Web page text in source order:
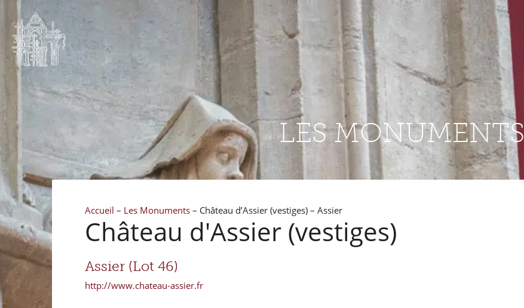
LES MONUMENTS
Accueil – Les Monuments – Château d’Assier (vestiges) – Assier
Château d'Assier (vestiges)
Assier (Lot 46)
http://www.chateau-assier.fr